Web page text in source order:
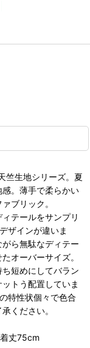
竺生地シリーズ。夏
。薄手で柔らかい
ブリック。
テールをサンプリ
ザインが違いま
ら無駄なディテー
オーバーサイズ。
短めにしてバラン
トう配置していま
特性状個々で色合
ください。
丈75cm